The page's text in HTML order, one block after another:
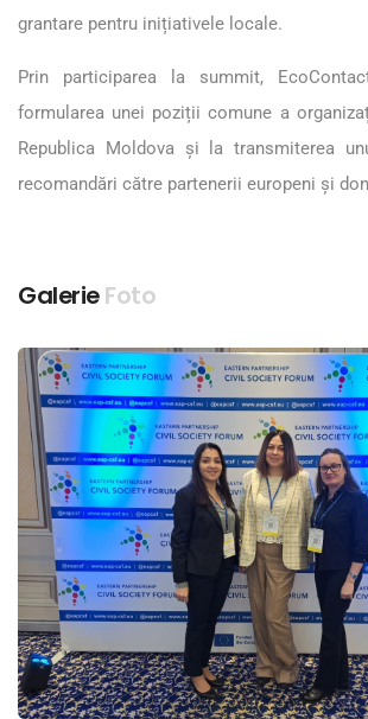
grantare pentru inițiativele locale.
Prin participarea la summit,
formularea unei poziții comune a
Republica Moldova și la transmiterea
recomandări către partenerii europeni și
GalerieFoto